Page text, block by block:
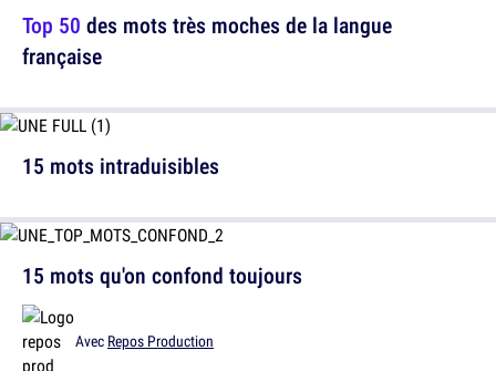
Top 50 des mots très moches de la langue
française
15 mots qu'on confond toujours
Avec Repos Production
15 mots intraduisibles